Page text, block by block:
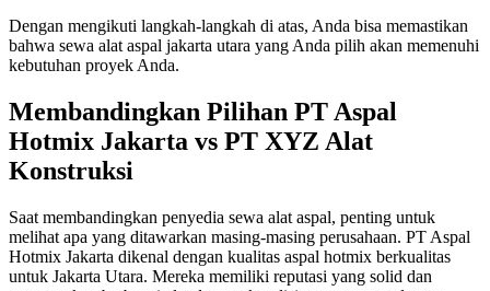
Dengan mengikuti langkah-langkah di atas, Anda bisa memastikan
bahwa sewa alat aspal jakarta utara yang Anda pilih akan memenuhi
kebutuhan proyek Anda.
Membandingkan Pilihan PT Aspal
Hotmix Jakarta vs PT XYZ Alat
Konstruksi
Saat membandingkan penyedia sewa alat aspal, penting untuk
melihat apa yang ditawarkan masing-masing perusahaan. PT Aspal
Hotmix Jakarta dikenal dengan kualitas aspal hotmix berkualitas
untuk Jakarta Utara. Mereka memiliki reputasi yang solid dan